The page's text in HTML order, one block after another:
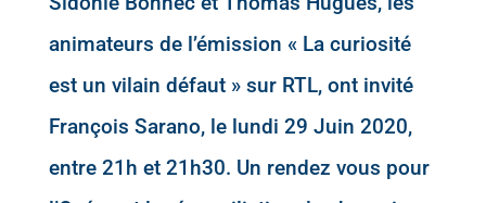
animateurs de l’émission « La curiosité
est un vilain défaut » sur RTL, ont invité
François Sarano, le lundi 29 Juin 2020,
entre 21h et 21h30. Un rendez vous pour